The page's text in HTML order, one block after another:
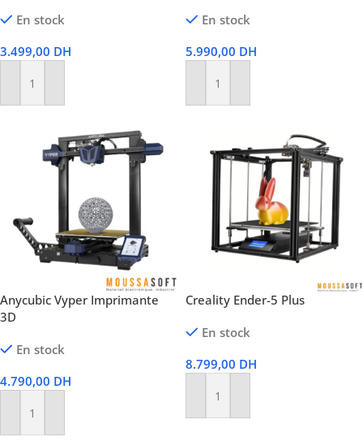
En stock
3.499,00 DH
Ajouter Au Panier
En stock
5.990,00 DH
Ajouter Au Panier
Anycubic Vyper Imprimante
3D
En stock
4.790,00 DH
Ajouter Au Panier
Creality Ender-5 Plus
En stock
8.799,00 DH
Ajouter Au Panier